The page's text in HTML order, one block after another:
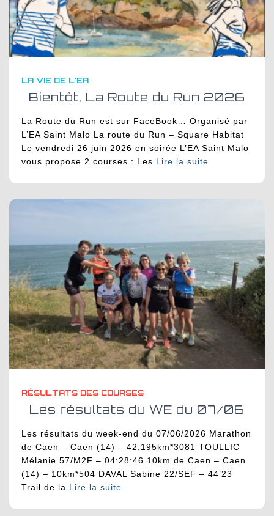
LA VIE DE L'EA
Bientôt, La Route du Run 2026
La Route du Run est sur FaceBook… Organisé par
L’EA Saint Malo La route du Run – Square Habitat
Le vendredi 26 juin 2026 en soirée L’EA Saint Malo
vous propose 2 courses : Les Lire la suite
RÉSULTATS DES COURSES
Les résultats du WE du 07/06
Les résultats du week-end du 07/06/2026 Marathon
de Caen – Caen (14) – 42,195km*3081 TOULLIC
Mélanie 57/M2F – 04:28:46 10km de Caen – Caen
(14) – 10km*504 DAVAL Sabine 22/SEF – 44’23
Trail de la Lire la suite